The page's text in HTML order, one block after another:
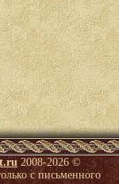
2008-2026 ©
с письменного